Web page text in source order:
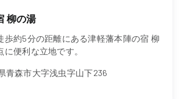
柳の湯
歩約5分の距離にある津軽藩本陣の宿 柳
便利な立地です。
青森市大字浅虫字山下236